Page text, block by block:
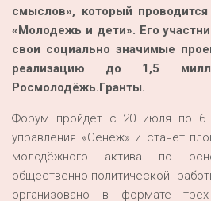
смыслов», который
«Молодежь и дети». Его
свои социально значимые
реализацию до 1,5
Росмолодёжь.Гранты.
Форум пройдёт с 20 июля по 6
управления «Сенеж» и станет
молодёжного актива по
общественно-политической
организовано в формате